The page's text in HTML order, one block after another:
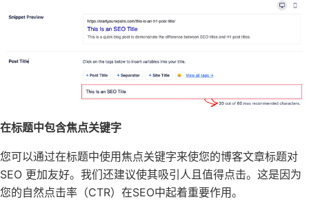
在标题中包含焦点关键字
您可以通过在标题中使用焦点关键字来使您的博客文章标题对
SEO 更加友好。我们还建议使其吸引人且值得点击。这是因为
您的自然点击率（CTR） 在SEO中起着重要作用。